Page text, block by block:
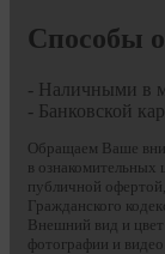
Способы
- Наличными в
- Банковской
Обращаем Ваше
в ознакомительных
публичной
Гражданского
Внешний вид и цвет
фотографии и видео.